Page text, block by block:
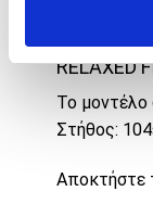
RELAXED
Το
Στήθος:
Αποκτήστε